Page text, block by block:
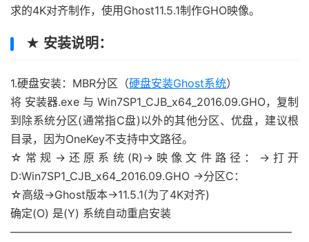
求的4K对齐制作，使用Ghost11.5.1制作GHO映像。
★ 安装说明：
1.硬盘安装：MBR分区（硬盘安装Ghost系统）
将 安装器.exe 与 Win7SP1_CJB_x64_2016.09.GHO，复制
到除系统分区(通常指C盘)以外的其他分区、优盘，建议根
目录，因为OneKey不支持中文路径。
☆常规→还原系统(R)→映像文件路径：→打开
D:Win7SP1_CJB_x64_2016.09.GHO →分区C：
☆高级→Ghost版本→11.5.1(为了4K对齐)
确定(O) 是(Y) 系统自动重启安装
—————————————————————————–